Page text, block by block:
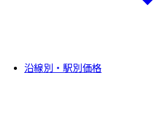
沿線別・駅別価格